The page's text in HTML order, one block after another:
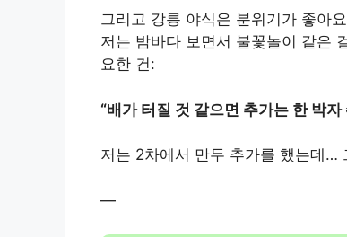
그리고 강릉 야식은 분위기가 좋아
저는 밤바다 보면서 불꽃놀이 같은
요한 건:
“배가 터질 것 같으면 추가는 한 박자
저는 2차에서 만두 추가를 했는데…
—